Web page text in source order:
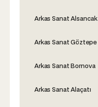
Arkas Sanat Alsancak
Arkas Sanat Göztepe
Arkas Sanat Bornova
Arkas Sanat Alaçatı